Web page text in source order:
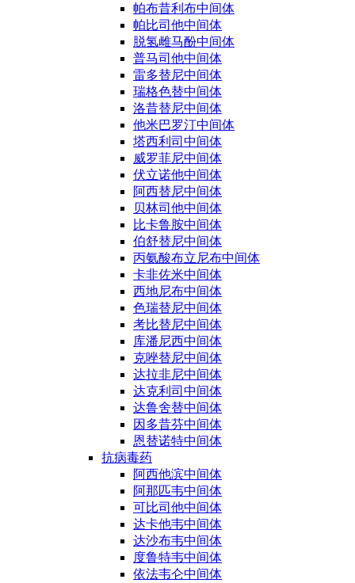
帕布昔利布中间体
帕比司他中间体
脱氢雌马酚中间体
普马司他中间体
雷多替尼中间体
瑞格色替中间体
洛昔替尼中间体
他米巴罗汀中间体
塔西利司中间体
威罗菲尼中间体
伏立诺他中间体
阿西替尼中间体
贝林司他中间体
比卡鲁胺中间体
伯舒替尼中间体
丙氨酸布立尼布中间体
卡非佐米中间体
西地尼布中间体
色瑞替尼中间体
考比替尼中间体
库潘尼西中间体
克唑替尼中间体
达拉非尼中间体
达克利司中间体
达鲁舍替中间体
因多昔芬中间体
恩替诺特中间体
抗病毒药
阿西他滨中间体
阿那匹韦中间体
可比司他中间体
达卡他韦中间体
达沙布韦中间体
度鲁特韦中间体
依法韦仑中间体